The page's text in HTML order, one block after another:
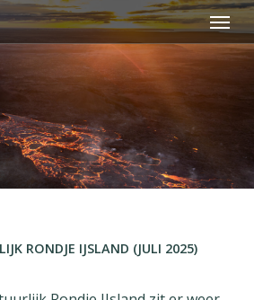
Menu
RONDJE IJSLAND (JULI 2025)